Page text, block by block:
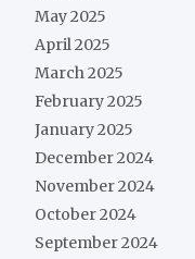
May 2025
April 2025
March 2025
February 2025
January 2025
December 2024
November 2024
October 2024
September 2024